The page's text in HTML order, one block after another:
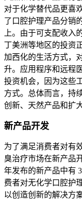
对于化学替代品更喜
了口腔护理产品分销
上。由于可支配收入
丁美洲等地区的投资
加西化的生活方式，
升。应用程序和远程
投资机会，因为这些
方式。总体而言，持
创新、天然产品和扩
新产品开发
为了满足消费者对有
臭治疗市场在新产品
年发布的新产品中有
费者对无化学口腔护
以创造创新的解决方